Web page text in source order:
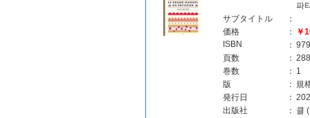
파
サブタイトル
：
価格
：
￥
ISBN
：
頁数
： 288
巻数
： 1
版
： 規
発行日
：
出版社
： 클